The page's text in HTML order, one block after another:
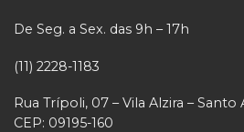
De Seg. a Sex. das 9h – 17h
(11) 2228-1183
Rua Trípoli, 07 – Vila Alzira – Santo
CEP: 09195-160